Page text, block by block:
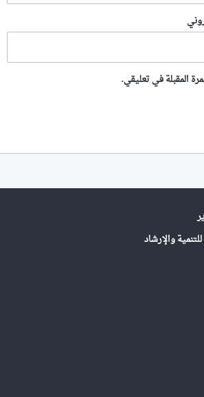
المقبلة في تعليقي.
والإرشاد